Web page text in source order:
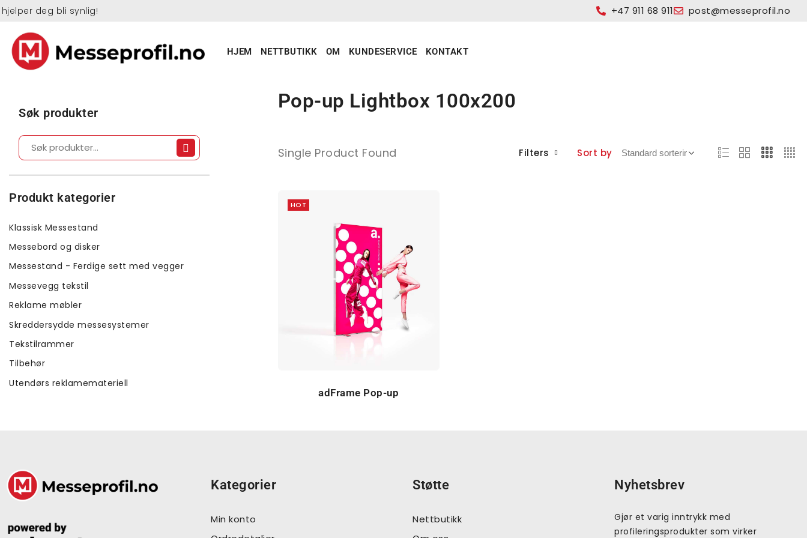
hjelper deg bli synlig! +47 911 68 911 post@messeprofil.no
HJEM NETTBUTIKK OM KUNDESERVICE KONTAKT
Søk produkter
Produkt kategorier
Klassisk Messestand
Messebord og disker
Messestand - Ferdige sett med vegger
Messevegg tekstil
Reklame møbler
Skreddersydde messesystemer
Tekstilrammer
Tilbehør
Utendørs reklamemateriell
Pop-up Lightbox 100x200
Single Product Found Filters Sort by
HOT
adFrame Pop-up
Kategorier
Min konto
Støtte
Nettbutikk
Nyhetsbrev
Gjør et varig inntrykk med
profileringsprodukter som virker